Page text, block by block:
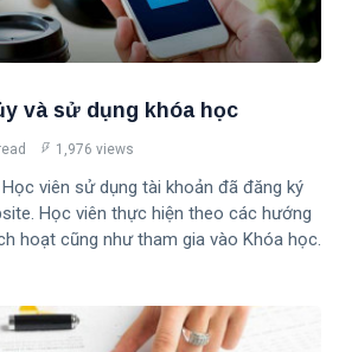
và sử dụng khóa học
1,976 views
viên sử dụng tài khoản đã đăng ký
Học viên thực hiện theo các hướng
hoạt cũng như tham gia vào Khóa học.